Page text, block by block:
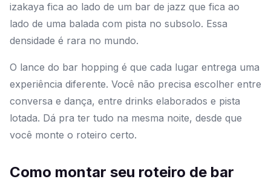
izakaya fica ao lado de um bar de jazz que fica ao
lado de uma balada com pista no subsolo. Essa
densidade é rara no mundo.
O lance do bar hopping é que cada lugar entrega uma
experiência diferente. Você não precisa escolher entre
conversa e dança, entre drinks elaborados e pista
lotada. Dá pra ter tudo na mesma noite, desde que
você monte o roteiro certo.
Como montar seu roteiro de bar